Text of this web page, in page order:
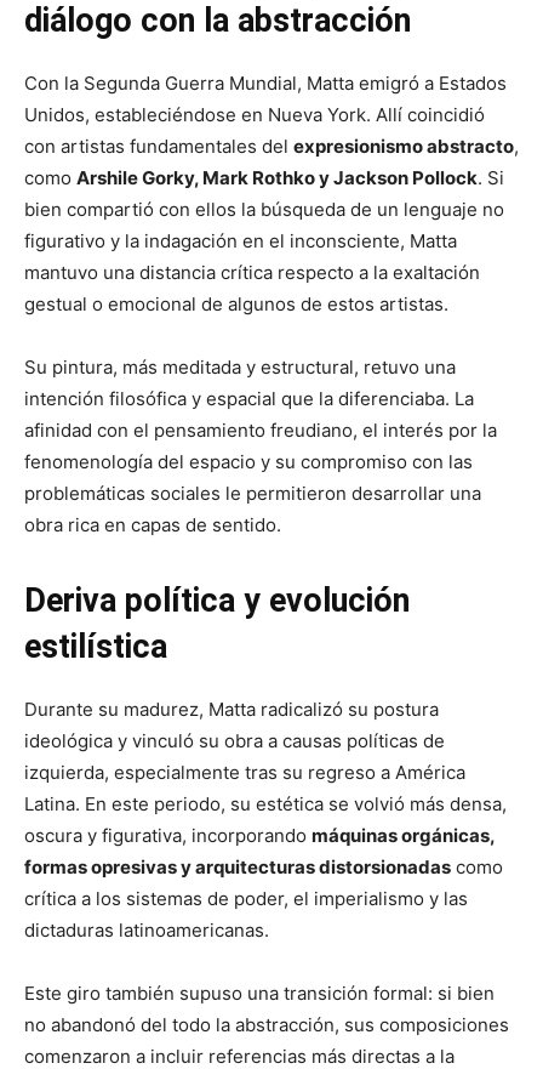
diálogo con la abstracción
Con la Segunda Guerra Mundial, Matta emigró a Estados
Unidos, estableciéndose en Nueva York. Allí coincidió
con artistas fundamentales del expresionismo abstracto,
como Arshile Gorky, Mark Rothko y Jackson Pollock. Si
bien compartió con ellos la búsqueda de un lenguaje no
figurativo y la indagación en el inconsciente, Matta
mantuvo una distancia crítica respecto a la exaltación
gestual o emocional de algunos de estos artistas.
Su pintura, más meditada y estructural, retuvo una
intención filosófica y espacial que la diferenciaba. La
afinidad con el pensamiento freudiano, el interés por la
fenomenología del espacio y su compromiso con las
problemáticas sociales le permitieron desarrollar una
obra rica en capas de sentido.
Deriva política y evolución
estilística
Durante su madurez, Matta radicalizó su postura
ideológica y vinculó su obra a causas políticas de
izquierda, especialmente tras su regreso a América
Latina. En este periodo, su estética se volvió más densa,
oscura y figurativa, incorporando máquinas orgánicas,
formas opresivas y arquitecturas distorsionadas como
crítica a los sistemas de poder, el imperialismo y las
dictaduras latinoamericanas.
Este giro también supuso una transición formal: si bien
no abandonó del todo la abstracción, sus composiciones
comenzaron a incluir referencias más directas a la